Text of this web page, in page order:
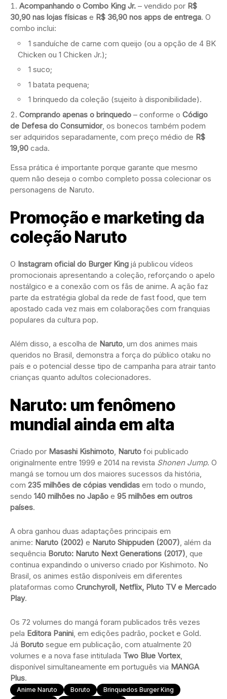
Acompanhando o Combo King Jr. – vendido por R$
30,90 nas lojas físicas e R$ 36,90 nos apps de entrega. O
combo inclui:
1 sanduíche de carne com queijo (ou a opção de 4 BK
Chicken ou 1 Chicken Jr.);
1 suco;
1 batata pequena;
1 brinquedo da coleção (sujeito à disponibilidade).
Comprando apenas o brinquedo – conforme o Código
de Defesa do Consumidor, os bonecos também podem
ser adquiridos separadamente, com preço médio de R$
19,90 cada.
Essa prática é importante porque garante que mesmo
quem não deseja o combo completo possa colecionar os
personagens de Naruto.
Promoção e marketing da
coleção Naruto
O Instagram oficial do Burger King já publicou vídeos
promocionais apresentando a coleção, reforçando o apelo
nostálgico e a conexão com os fãs de anime. A ação faz
parte da estratégia global da rede de fast food, que tem
apostado cada vez mais em colaborações com franquias
populares da cultura pop.
Além disso, a escolha de Naruto , um dos animes mais
queridos no Brasil, demonstra a força do público otaku no
país e o potencial desse tipo de campanha para atrair tanto
crianças quanto adultos colecionadores.
Naruto: um fenômeno
mundial ainda em alta
Criado por Masashi Kishimoto Naruto foi publicado
originalmente entre 1999 e 2014 na revista Shonen Jump. O
mangá se tornou um dos maiores sucessos da história,
com 235 milhões de cópias vendidas em todo o mundo,
sendo 140 milhões no Japão e 95 milhões em outros
países.
A obra ganhou duas adaptações principais em
anime: Naruto (2002) e Naruto Shippuden (2007) , além da
sequência Boruto: Naruto Next Generations (2017) , que
continua expandindo o universo criado por Kishimoto. No
Brasil, os animes estão disponíveis em diferentes
plataformas como Crunchyroll, Netflix, Pluto TV e Mercado
Play.
Os 72 volumes do mangá foram publicados três vezes
pela Editora Panini , em edições padrão, pocket e Gold.
Já Boruto segue em publicação, com atualmente 20
volumes e a nova fase intitulada Two Blue Vortex,
disponível simultaneamente em português via MANGA
Plus.
Anime Naruto Boruto
Brinquedos Burger King